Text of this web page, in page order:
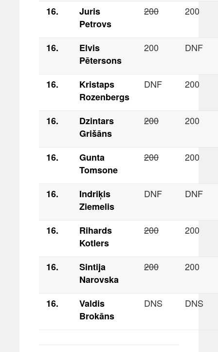
16.
Juris
Petrovs
200 200
16.
Elvis
Pētersons
200 DNF
16.
Kristaps
Rozenbergs
DNF 200
16.
Dzintars
Grišāns
200 200
16.
Gunta
Tomsone
200 200
16.
Indriķis
Ziemelis
DNF DNF
16.
Rihards
Kotlers
200 200
16.
Sintija
Narovska
200 200
16.
Valdis
Brokāns
DNS DNS